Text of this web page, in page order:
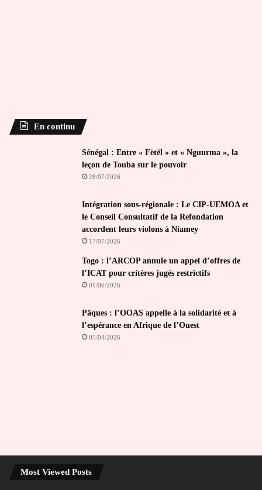
En continu
Sénégal : Entre « Fëtël » et « Nguurma », la
leçon de Touba sur le pouvoir
28/07/2026
Intégration sous-régionale : Le CIP-UEMOA et
le Conseil Consultatif de la Refondation
accordent leurs violons à Niamey
17/07/2026
Togo : l’ARCOP annule un appel d’offres de
l’ICAT pour critères jugés restrictifs
01/06/2026
Pâques : l’OOAS appelle à la solidarité et à
l’espérance en Afrique de l’Ouest
05/04/2026
Most Viewed Posts